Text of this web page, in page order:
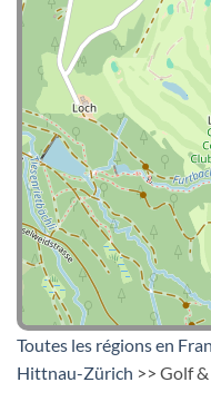
Toutes les régions en
Hittnau-Zürich >> Golf